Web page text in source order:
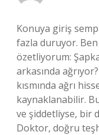
Konuya giriş
fazla duruyor.
özetliyorum:
arkasında
kısmında ağrı
kaynaklanabilir.
ve şiddetliyse, bir
Doktor, doğru